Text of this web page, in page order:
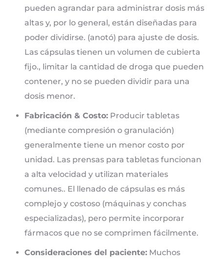
pueden agrandar para administrar dosis más
altas y, por lo general, están diseñadas para
poder dividirse. (anotó) para ajuste de dosis.
Las cápsulas tienen un volumen de cubierta
fijo., limitar la cantidad de droga que pueden
contener, y no se pueden dividir para una
dosis menor.
Fabricación & Costo: Producir tabletas
(mediante compresión o granulación)
generalmente tiene un menor costo por
unidad. Las prensas para tabletas funcionan
a alta velocidad y utilizan materiales
comunes.. El llenado de cápsulas es más
complejo y costoso (máquinas y conchas
especializadas), pero permite incorporar
fármacos que no se comprimen fácilmente.
Consideraciones del paciente: Muchos